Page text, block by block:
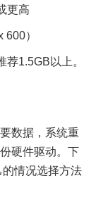
更高
）
1.5GB以上。
数据，系统重
硬件驱动。下
情况选择方法